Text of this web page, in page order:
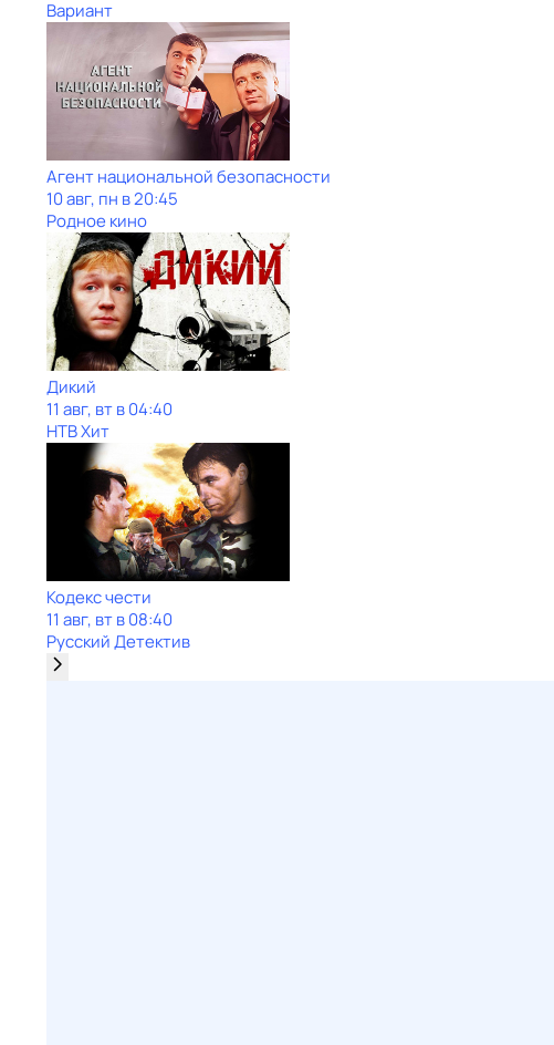
Вариант
Агент национальной безопасности
10 авг, пн в 20:45
Родное кино
Дикий
11 авг, вт в 04:40
НТВ Хит
Кодекс чести
11 авг, вт в 08:40
Русский Детектив